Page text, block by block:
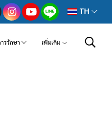
TH
รรักษา เพิ่มเติม